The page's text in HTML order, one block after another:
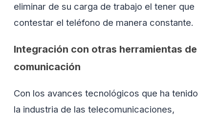
eliminar de su carga de trabajo el tener que
contestar el teléfono de manera constante.
Integración con otras herramientas de
comunicación
Con los avances tecnológicos que ha tenido
la industria de las telecomunicaciones,